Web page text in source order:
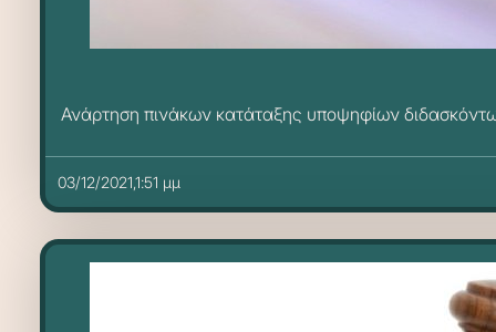
Ανάρτηση πινάκων κατάταξης υποψηφίων
03/12/2021,1:51 μμ